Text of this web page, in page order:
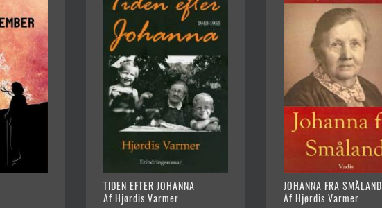
TIDEN EFTER JOHANNA
Af Hjørdis Varmer
JOHANNA FRA SMÅLAND
Af Hjørdis Varmer